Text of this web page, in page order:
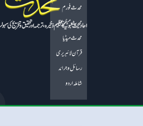
محدث فورم
محدث میگزین
محدث میڈیا
قرآن لائبریری
رسائل و جرائد
شاملہ اردو